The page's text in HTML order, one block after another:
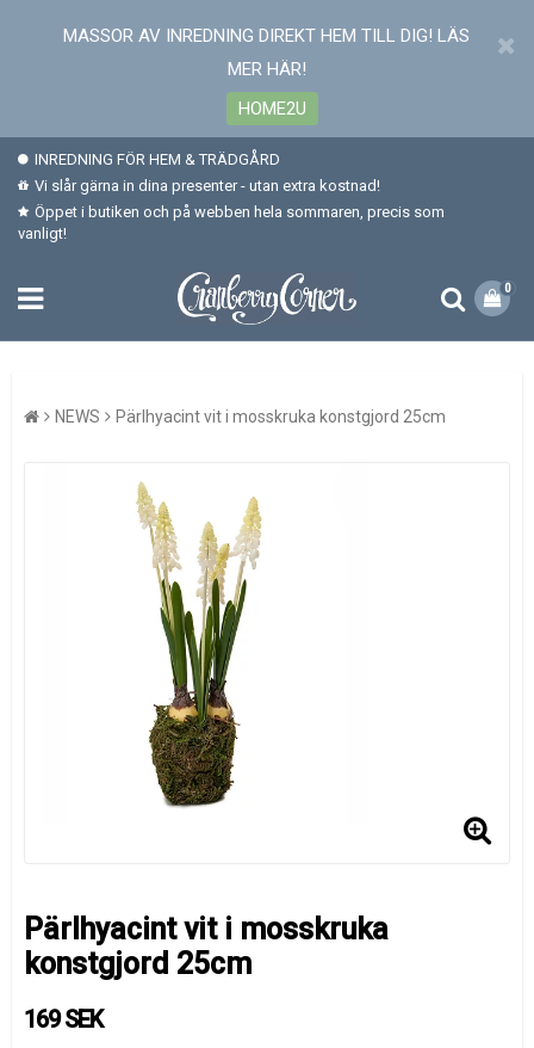
MASSOR AV INREDNING DIREKT HEM TILL DIG! LÄS
MER HÄR!
HOME2U
INREDNING FÖR HEM & TRÄDGÅRD
Vi slår gärna in dina presenter - utan extra kostnad!
Öppet i butiken och på webben hela sommaren, precis som
vanligt!
0
NEWS Pärlhyacint vit i mosskruka konstgjord 25cm
Pärlhyacint vit i mosskruka
konstgjord 25cm
169 SEK